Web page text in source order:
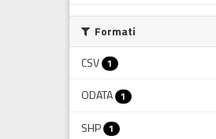
Formati
CSV 1
ODATA 1
SHP 1